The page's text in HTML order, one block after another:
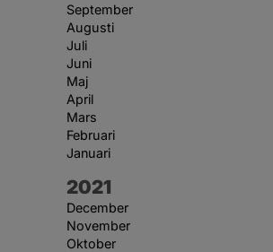
September
Augusti
Juli
Juni
Maj
April
Mars
Februari
Januari
År:
2021
December
November
Oktober